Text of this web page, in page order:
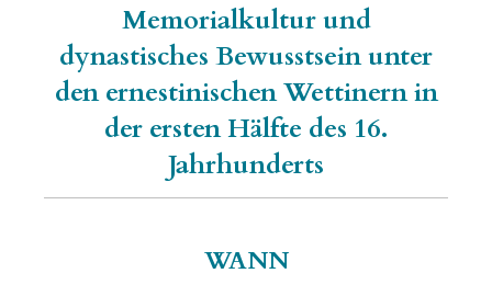
Memorialkultur und
dynastisches Bewusstsein unter
den ernestinischen Wettinern in
der ersten Hälfte des 16.
Jahrhunderts
WANN